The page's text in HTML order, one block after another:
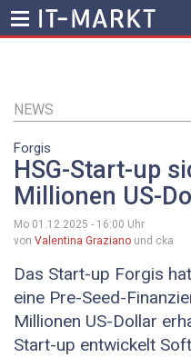
Inhalt
NEWS
Forgis
HSG-Start-up
Millionen US-
Mo 01.12.2025 - 16:00 Uhr
von Valentina Graziano und cka
Das Start-up Forgis
eine Pre-Seed-
Millionen US-Dollar
Start-up entwickelt